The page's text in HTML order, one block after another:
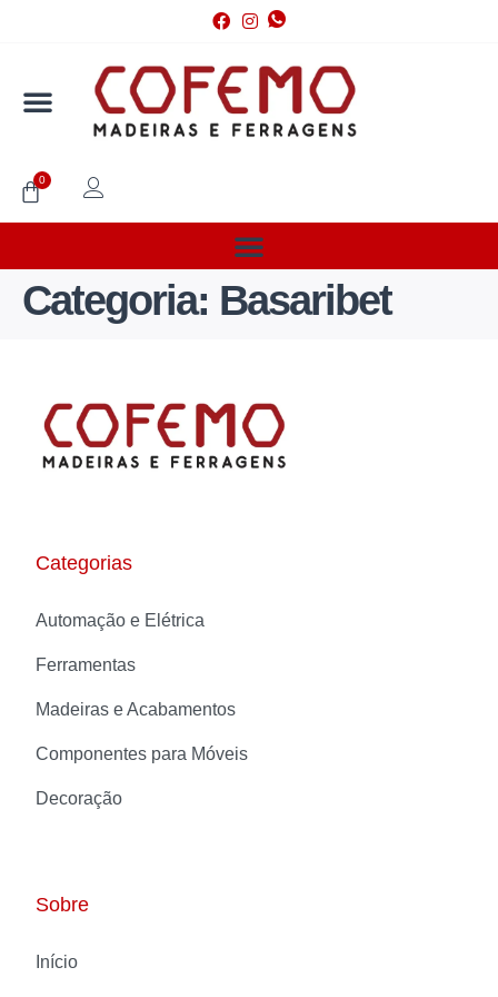
0
Categoria: Basaribet
Categorias
Automação e Elétrica
Ferramentas
Madeiras e Acabamentos
Componentes para Móveis
Decoração
Sobre
Início